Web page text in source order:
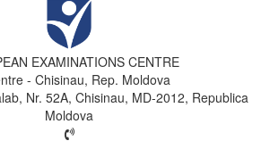
EXAMINATIONS CENTRE
- Chisinau, Rep. Moldova
Nr. 52A, Chisinau, MD-2012, Republica
Moldova